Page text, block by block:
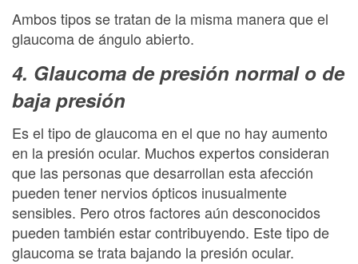
Ambos tipos se tratan de la misma manera que el
glaucoma de ángulo abierto.
4. Glaucoma de presión normal o de
baja presión
Es el tipo de glaucoma en el que no hay aumento
en la presión ocular. Muchos expertos consideran
que las personas que desarrollan esta afección
pueden tener nervios ópticos inusualmente
sensibles. Pero otros factores aún desconocidos
pueden también estar contribuyendo. Este tipo de
glaucoma se trata bajando la presión ocular.